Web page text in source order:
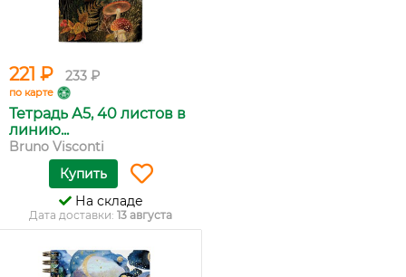
221 ₽ 233 ₽
по карте
Тетрадь А5, 40 листов в
линию...
Bruno Visconti
Купить
На складе
Дата доставки: 13 августа